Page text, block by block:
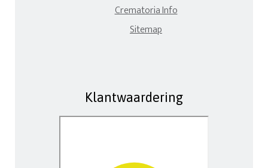
Crematoria Info
Sitemap
Klantwaardering